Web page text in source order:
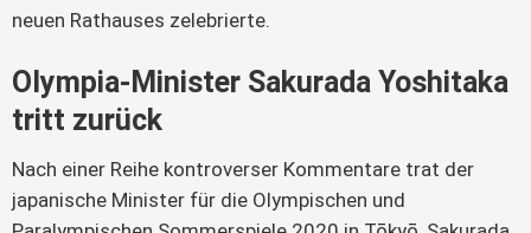
neuen Rathauses zelebrierte.
Olympia-Minister Sakurada Yoshitaka
tritt zurück
Nach einer Reihe kontroverser Kommentare trat der
japanische Minister für die Olympischen und